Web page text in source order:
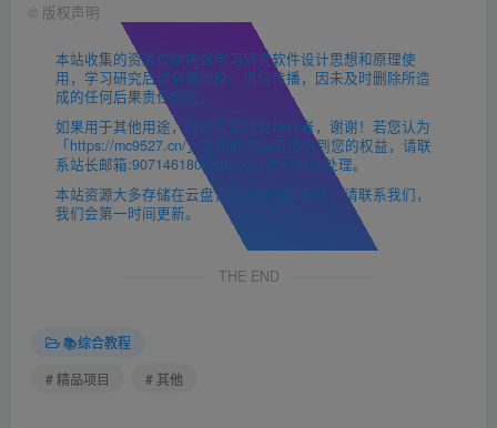
© 版权声明
本站收集的资源仅供内部学习研究软件设计思想和原理使
用，学习研究后请自觉删除，请勿传播，因未及时删除所造
成的任何后果责任自负。
如果用于其他用途，请购买正版支持作者，谢谢！若您认为
「https://mc9527.cn/」发布的内容若侵犯到您的权益，请联
系站长邮箱:907146180@qq.com 进行删除处理。
本站资源大多存储在云盘，如发现链接失效，请联系我们，
我们会第一时间更新。
THE END
📚综合教程
# 精品项目
# 其他